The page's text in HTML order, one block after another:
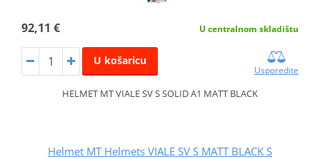
92,11 € U centralnom skladištu
U košaricu
Usporedite
HELMET MT VIALE SV S SOLID A1 MATT BLACK
Helmet MT Helmets VIALE SV S MATT BLACK S